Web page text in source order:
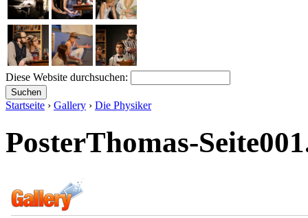
Diese Website durchsuchen:
Startseite › Gallery › Die Physiker
PosterThomas-